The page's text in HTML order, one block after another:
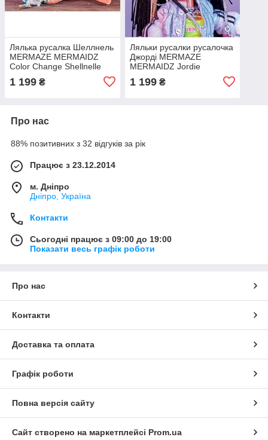
Лялька русалка Шеллнель
MERMAZE MERMAIDZ
Color Change Shellnelle
1 199 ₴
Ляльки русалки русалочка
Джорді MERMAZE
MERMAIDZ Jordie
1 199₴
Про нас
88% позитивних з 32 відгуків за рік
Працює з 23.12.2014
м. Дніпро
Дніпро, Україна
Контакти
Сьогодні працює з 09:00 до 19:00
Показати весь графік роботи
Про нас
Контакти
Доставка та оплата
Графік роботи
Повна версія сайту
Сайт створено на маркетплейсі Prom.ua